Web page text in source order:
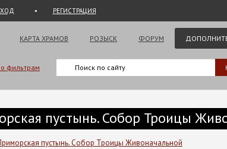
РЕГИСТРАЦИЯ
КАРТА ХРАМОВ РОЗЫСК ФОРУМ
фильтрам
пустынь. Собор Троицы
пустынь. Собор Троицы Живоначальной